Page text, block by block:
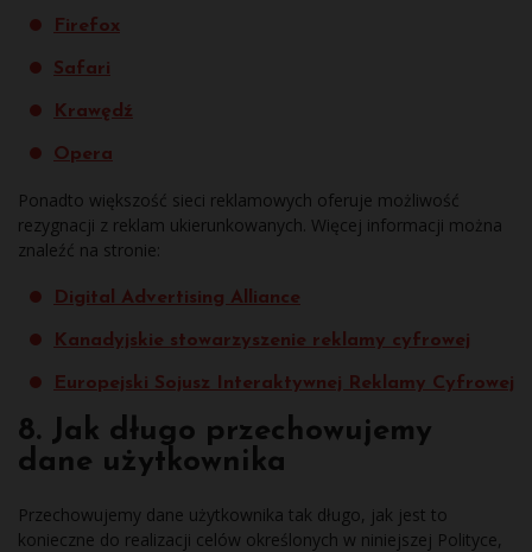
Firefox
Safari
Krawędź
Opera
Ponadto większość sieci reklamowych oferuje możliwość
rezygnacji z reklam ukierunkowanych. Więcej informacji można
znaleźć na stronie:
Digital Advertising Alliance
Kanadyjskie stowarzyszenie reklamy cyfrowej
Europejski Sojusz Interaktywnej Reklamy Cyfrowej
8. Jak długo przechowujemy
dane użytkownika
Przechowujemy dane użytkownika tak długo, jak jest to
konieczne do realizacji celów określonych w niniejszej Polityce,